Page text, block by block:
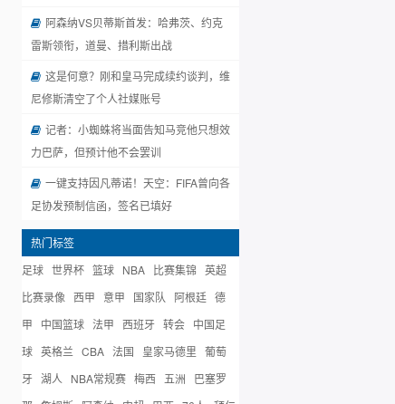
阿森纳VS贝蒂斯首发：哈弗茨、约克
雷斯领衔，道曼、措利斯出战
这是何意？刚和皇马完成续约谈判，维
尼修斯清空了个人社媒账号
记者：小蜘蛛将当面告知马竞他只想效
力巴萨，但预计他不会罢训
一键支持因凡蒂诺！天空：FIFA曾向各
足协发预制信函，签名已填好
热门标签
足球 世界杯 篮球 NBA 比赛集锦 英超
比赛录像 西甲 意甲 国家队 阿根廷 德
甲
中国篮球 法甲 西班牙 转会 中国足
球 英格兰 CBA 法国 皇家马德里 葡萄
牙 湖人 NBA常规赛 梅西 五洲
巴塞罗